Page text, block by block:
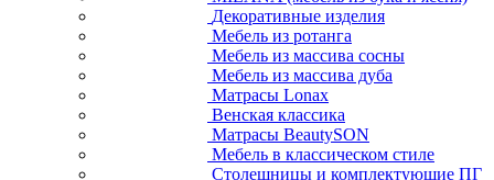
Декоративные изделия
Мебель из ротанга
Мебель из массива сосны
Мебель из массива дуба
Матрасы Lonax
Венская классика
Матрасы BeautySON
Мебель в классическом стиле
Столешницы и комплектующие ПГ